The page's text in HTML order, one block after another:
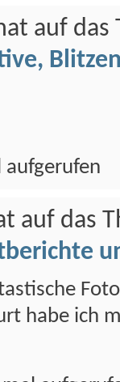
auf das
auf das
habe ich